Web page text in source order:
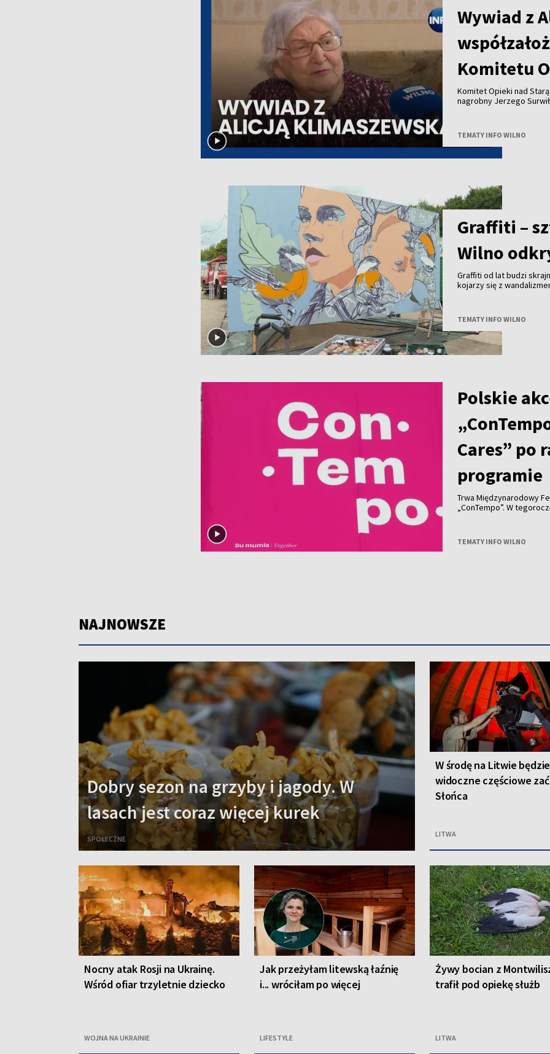
Wywiad z
Komitetu
Komitet Opieki nad
nagrobny Jerzego
Opieki nad Starą Rossą i
Zesłańców przy
patronował budowie
projektu to 25 tysięcy
TEMATY INFO WILNO
Graffiti –
Wilno
Graffiti od lat budzi
kojarzy się z
TEMATY INFO WILNO
Polskie
Cares” po
programie
Trwa Międzynarodowy
„ConTempo”. W tegorocznym programie nie zabrakło również polskich
„Who Cares”.
TEMATY INFO WILNO
NAJNOWSZE
Dobry sezon na grzyby i jagody. W
lasach jest coraz więcej kurek
SPOŁECZNE
W środę na Litwie będzie
widoczne częściowe
Słońca
LITWA
Nocny atak Rosji na Ukrainę.
Wśród ofiar trzyletnie dziecko
WOJNA NA UKRAINIE
Jak przeżyłam litewską łaźnię
i... wróciłam po więcej
LIFESTYLE
Żywy bocian z
trafił pod opiekę służb
LITWA